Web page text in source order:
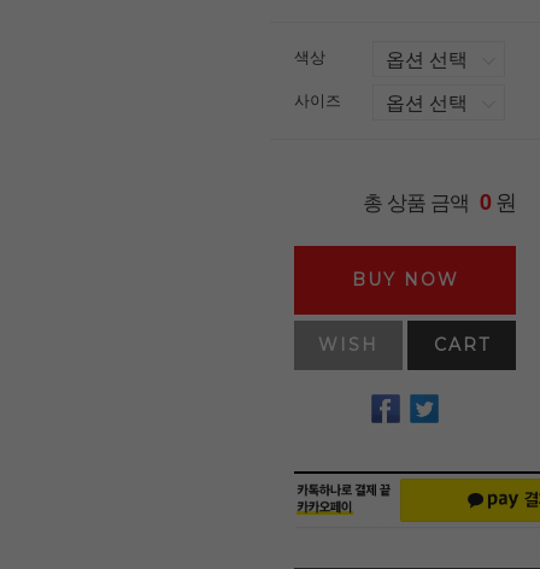
색상
사이즈
총 상품 금액 0원
BUY NOW
WISH CART